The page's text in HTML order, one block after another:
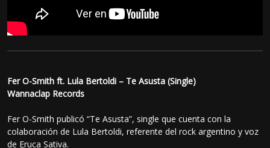
Fer O-Smith ft. Lula Bertoldi – Te Asusta (Single)
Wannaclap Records
Fer O-Smith publicó “Te Asusta”, single que cuenta con la
colaboración de Lula Bertoldi, referente del rock argentino y voz
de Eruca Sativa.